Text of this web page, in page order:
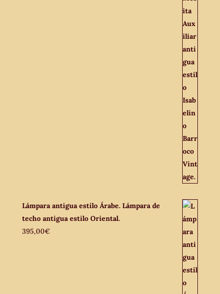
Lámpara antigua estilo Árabe. Lámpara de
techo antigua estilo Oriental.
395,00€